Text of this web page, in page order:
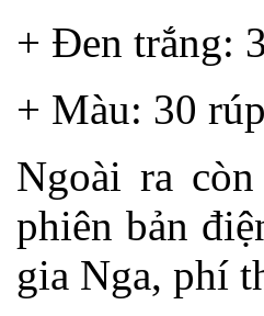
+ Đen trắng:
+ Màu: 30
Ngoài ra
phiên bản
gia Nga, phí